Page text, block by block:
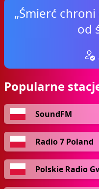
„Śmierć chroni
od
Popularne
SoundFM
Radio 7 Poland
Polskie Radio